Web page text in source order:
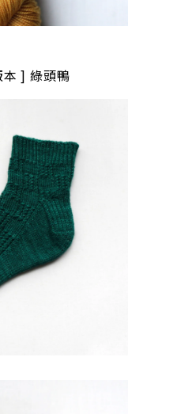
] 綠頭鴨